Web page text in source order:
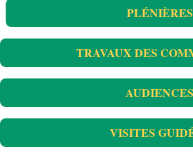
PLÉNIÈRES
TRAVAUX DES
AUDIENCES
VISITES